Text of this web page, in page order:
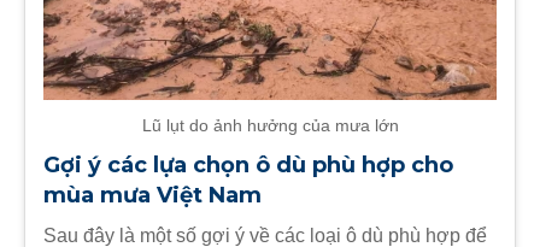
Lũ lụt do ảnh hưởng của mưa lớn
Gợi ý các lựa chọn ô dù phù hợp cho
mùa mưa Việt Nam
Sau đây là một số gợi ý về các loại ô dù phù hợp để